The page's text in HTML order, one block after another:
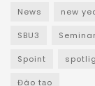
News new
SBU3
Spoint
Đào tạo